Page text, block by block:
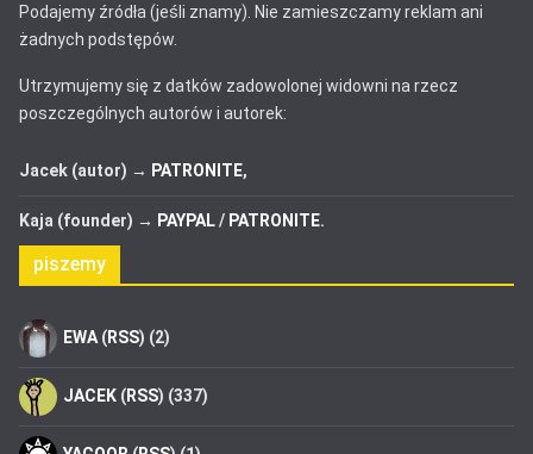
Podajemy źródła (jeśli znamy). Nie zamieszczamy reklam ani
żadnych podstępów.
Utrzymujemy się z datków zadowolonej widowni na rzecz
poszczególnych autorów i autorek:
Jacek (autor) → PATRONITE,
Kaja (founder) → PAYPAL/ PATRONITE.
piszemy
EWA (RSS) (2)
JACEK (RSS) (337)